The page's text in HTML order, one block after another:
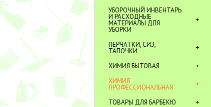
УБОРОЧНЫЙ ИНВЕНТАРЬ
И РАСХОДНЫЕ
МАТЕРИАЛЫ ДЛЯ
УБОРКИ
ПЕРЧАТКИ, СИЗ,
ТАПОЧКИ
ХИМИЯ БЫТОВАЯ
ХИМИЯ
ПРОФЕССИОНАЛЬНАЯ
ТОВАРЫ ДЛЯ БАРБЕКЮ